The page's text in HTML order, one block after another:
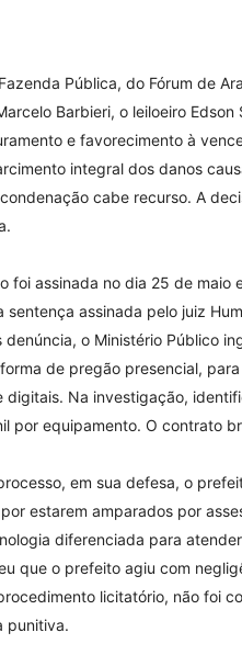
Pública, do Fórum de
Barbieri, o leiloeiro
e favorecimento à
integral dos danos
cabe recurso. A
foi assinada no dia 25 de maio
sentença assinada pelo juiz
denúncia, o Ministério Público
de pregão presencial,
digitais. Na investigação,
por equipamento. O contrato
em sua defesa, o
estarem amparados por
diferenciada para
que o prefeito agiu com
licitatório, não foi
punitiva.